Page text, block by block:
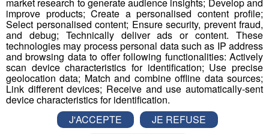
Partager sur Facebook
Partager sur Twitter
improve products; Create a personalised content profile;
Select personalised content; Ensure security, prevent fraud,
and debug; Technically deliver ads or content. These
technologies may process personal data such as IP address
and browsing data to offer following functionalities: Actively
scan device characteristics for identification; Use precise
geolocation data; Match and combine offline data sources;
Link different devices; Receive and use automatically-sent
device characteristics for identification.
J'ACCEPTE
JE REFUSE